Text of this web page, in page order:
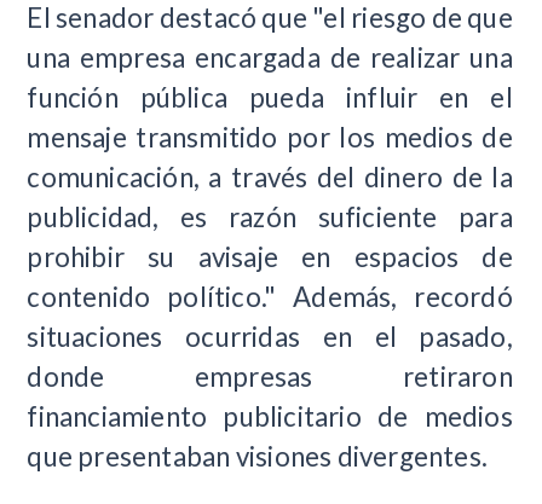
El senador destacó que "el riesgo de que
una empresa encargada de realizar una
función pública pueda influir en el
mensaje transmitido por los medios de
comunicación, a través del dinero de la
publicidad, es razón suficiente para
prohibir su avisaje en espacios de
contenido político." Además, recordó
situaciones ocurridas en el pasado,
donde empresas retiraron
financiamiento publicitario de medios
que presentaban visiones divergentes.